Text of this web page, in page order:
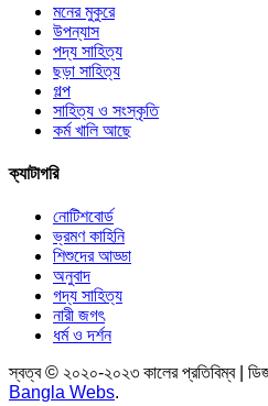
মনের মুকুরে
উপন্যাস
পদ্য সাহিত্য
ছড়া সাহিত্য
গল্প
সাহিত্য ও সংস্কৃতি
কর্ম খালি আছে
ক্যাটাগরি
নোটিশবোর্ড
ভ্রমণ কাহিনি
শিশুদের আড্ডা
অনুবাদ
গদ্য সাহিত্য
নারী জগৎ
ধর্ম ও দর্শন
স্বত্ব © ২০২০-২০২৩ কালের প্রতিবিম্ব |
Bangla Webs.